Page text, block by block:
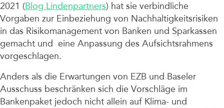
2021 (Blog Lindenpartners) hat sie verbindliche
Vorgaben zur Einbeziehung von Nachhaltigkeitsrisiken
in das Risikomanagement von Banken und Sparkassen
gemacht und eine Anpassung des Aufsichtsrahmens
vorgeschlagen.
Anders als die Erwartungen von EZB und Baseler
Ausschuss beschränken sich die Vorschläge im
Bankenpaket jedoch nicht allein auf Klima- und